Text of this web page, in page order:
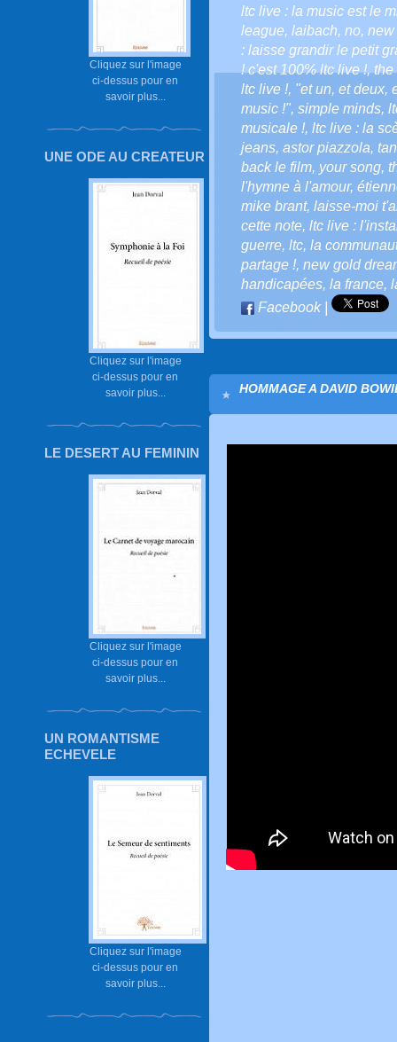
Cliquez sur l'image
ci-dessus pour en
savoir plus...
UNE ODE AU CREATEUR
Cliquez sur l'image
ci-dessus pour en
savoir plus...
LE DESERT AU FEMININ
Cliquez sur l'image
ci-dessus pour en
savoir plus...
UN ROMANTISME
ECHEVELE
Cliquez sur l'image
ci-dessus pour en
savoir plus...
ltc live : la music est le
league, laibach, no, new
: laisse grandir le petit
! c'est 100% ltc live !,the
ltc live !, "et un, et deux,
music !", simple minds,
musicale !, ltc live : la
jeans, astor piazzola,
back le film, your song,
l'hymne à l'amour,
mike brant, laisse-moi
cette note, ltc live :
guerre, ltc, la
partage !, new gold
handicapées, la france,
Facebook|
HOMMAGE A DAVID